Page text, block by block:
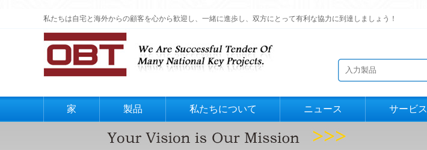
私たちは自宅と海外からの顧客を心から歓迎し、一緒に進歩し、双方にとって有利な協力に到達しましょう！
家 製品 私たちについて ニュース サービス